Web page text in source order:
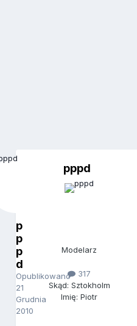
p
p
p
d
Opublikowano
21
Grudnia
2010
pppd
Modelarz
317
Skąd: Sztokholm
Imię: Piotr